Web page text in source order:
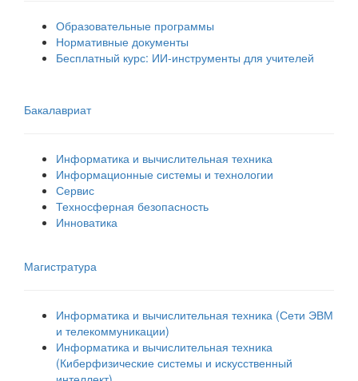
Образовательные программы
Нормативные документы
Бесплатный курс: ИИ‑инструменты для учителей
Бакалавриат
Информатика и вычислительная техника
Информационные системы и технологии
Сервис
Техносферная безопасность
Инноватика
Магистратура
Информатика и вычислительная техника (Сети ЭВМ
и телекоммуникации)
Информатика и вычислительная техника
(Киберфизические системы и искусственный